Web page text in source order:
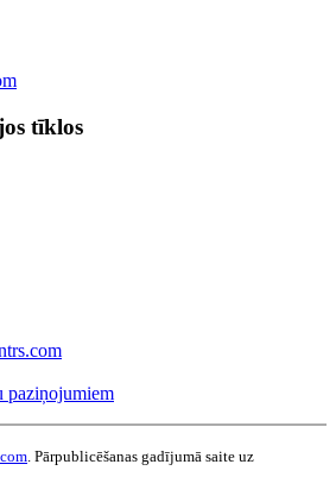
tīklos
paziņojumiem
. Pārpublicēšanas gadījumā saite uz